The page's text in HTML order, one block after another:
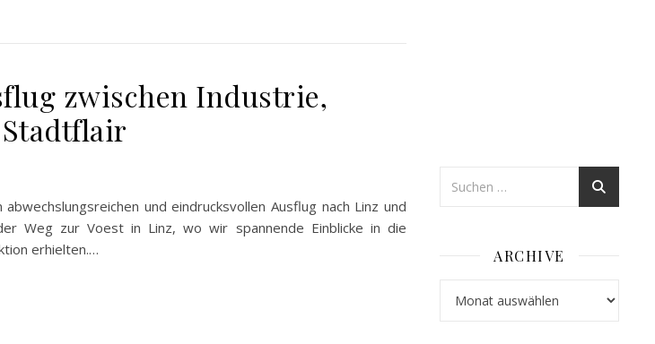
zwischen Industrie,
und eindrucksvollen Ausflug nach Linz und
Weg zur Voest in Linz, wo wir spannende Einblicke in die
erhielten.…
ARCHIVE